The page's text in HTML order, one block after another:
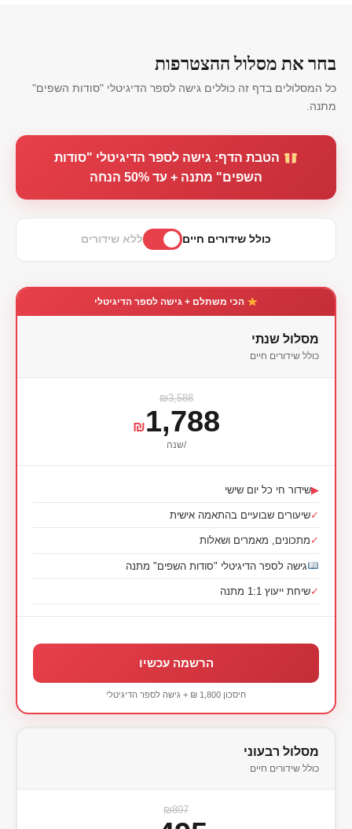
בחר את מסלול ההצטרפות
כל המסלולים בדף זה כוללים גישה לספר הדיגיטלי "סודות השפים"
מתנה.
הטבת הדף: גישה לספר הדיגיטלי "סודות
השפים" מתנה + עד 50% הנחה
כולל שידורים חיים ללא שידורים
הכי משתלם + גישה לספר הדיגיטלי
מסלול שנתי
כולל שידורים חיים
₪3,588
₪1,788
/שנה
▶שידור חי כל יום שישי
✓שיעורים שבועיים בהתאמה אישית
✓ מתכונים, מאמרים ושאלות
גישה לספר הדיגיטלי "סודות השפים" מתנה
✓שיחת ייעוץ 1:1 מתנה
הרשמה עכשיו
חיסכון 1,800 ₪ + גישה לספר הדיגיטלי
מסלול רבעוני
כולל שידורים חיים
₪897